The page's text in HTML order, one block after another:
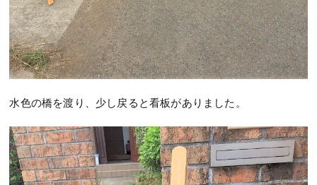
水色の橋を渡り、少し戻ると看板がありました。